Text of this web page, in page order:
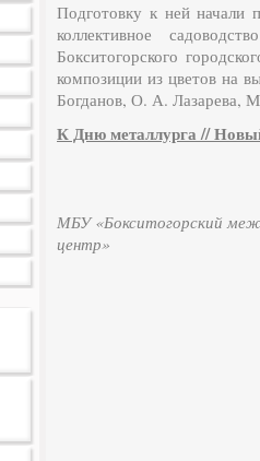
Подготовку к ней начали
коллективное
Бокситогорского
композиции из цветов на
Богданов, О. А. Лазарева,
К Дню металлурга //
МБУ «Бокситогорский
центр»